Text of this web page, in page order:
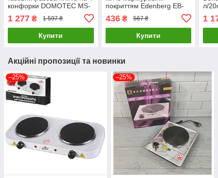
конфорки DOMOTEC MS-
1 277 ₴ 1 597 ₴
Купити
покриттям Edenberg EB-
3786/ Кавоварка на газову
плиту
436₴ 567 ₴
Купити
л/
1
Акційні пропозиції та новинки
–25% –25%